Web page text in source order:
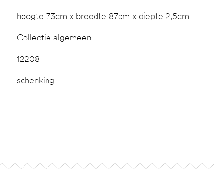
hoogte 73cm x breedte 87cm x diepte 2,5cm
Collectie algemeen
12208
schenking